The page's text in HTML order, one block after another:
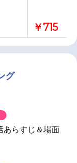
￥715
グ
あらすじ＆場面